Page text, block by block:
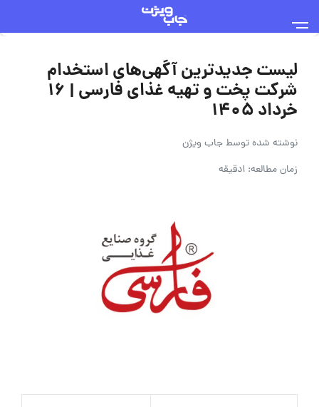
لیست جدیدترین آگهی‌های استخدام
شرکت پخت و تهیه غذای فارسی | ۱۶
خرداد ۱۴۰۵
نوشته شده توسطجاب ویژن
زمان مطالعه: 1دقیقه